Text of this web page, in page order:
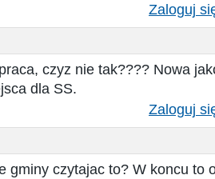
Zaloguj
czyz nie tak???? Nowa
dla SS.
Zaloguj
gminy czytajac to? W koncu to